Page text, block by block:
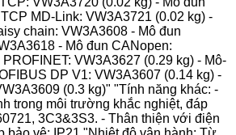
MD-Link: VW3A3721 (0.02 kg) -
chain: VW3A3608 - Mô đun
- Mô đun CANopen:
VW3A3627 (0.29 kg) - Mô-
DP V1: VW3A3607 (0.14 kg) -
(0.3 kg)" "Tính năng khác: -
trong môi trường khắc nghiệt, đáp
3C3&3S3. - Thân thiện với điện